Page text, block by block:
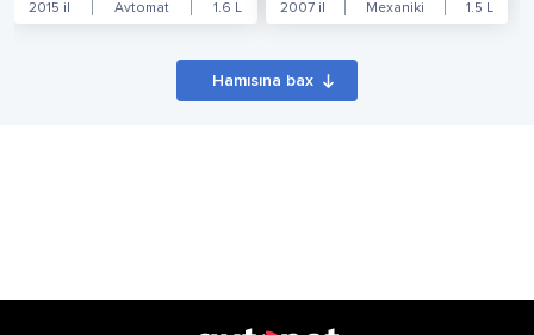
2015 il Avtomat 1.6 L
2007il Mexaniki 1.5 L
Hamısına bax